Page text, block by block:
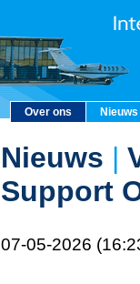
Over ons Nieuws
Nieuws |
Support
07-05-2026